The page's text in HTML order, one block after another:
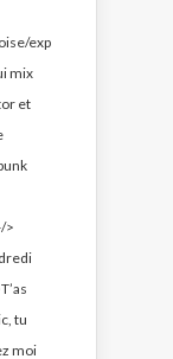
expe
mix
et